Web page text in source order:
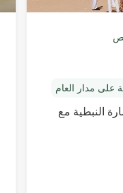
على مدار العام
النبطية مع